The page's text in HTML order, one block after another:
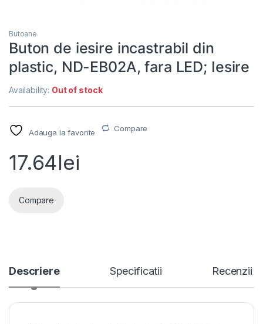
Butoane
Buton de iesire incastrabil din
plastic, ND-EB02A, fara LED; Iesire
Availability: Out of stock
Adauga la favorite Compare
17.64lei
Compare
Descriere Specificatii Recenzii